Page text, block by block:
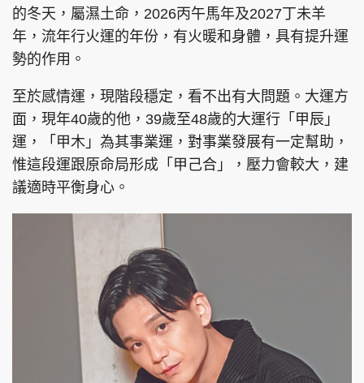
的冬天，屬濕土命，2026丙午馬年及2027丁未羊
年，流年行火運的年份，有火暖和身體，具有提升運
勢的作用。
至於感情運，現階段穩定，看不出有大問題。大運方
面，現年40歲的他，39歲至48歲的大運行「甲辰」
運，「甲木」為其事業運，對事業發展有一定幫助，
惟這段運跟原命局形成「甲己合」，壓力會較大，建
議適時平衡身心。